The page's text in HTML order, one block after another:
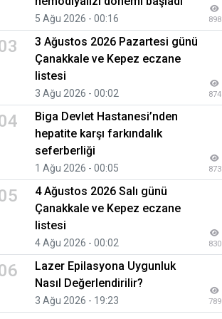
5 Ağu 2026 - 00:16 898
3 Ağustos 2026 Pazartesi günü
Çanakkale ve Kepez eczane
listesi
3 Ağu 2026 - 00:02 874
Biga Devlet Hastanesi’nden
hepatite karşı farkındalık
seferberliği
1 Ağu 2026 - 00:05 873
4 Ağustos 2026 Salı günü
Çanakkale ve Kepez eczane
listesi
4 Ağu 2026 - 00:02 830
Lazer Epilasyona Uygunluk
Nasıl Değerlendirilir?
3 Ağu 2026 - 19:23 789